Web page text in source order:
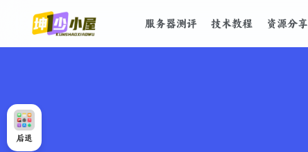
服务器测评 技术教程 资源分享
后退